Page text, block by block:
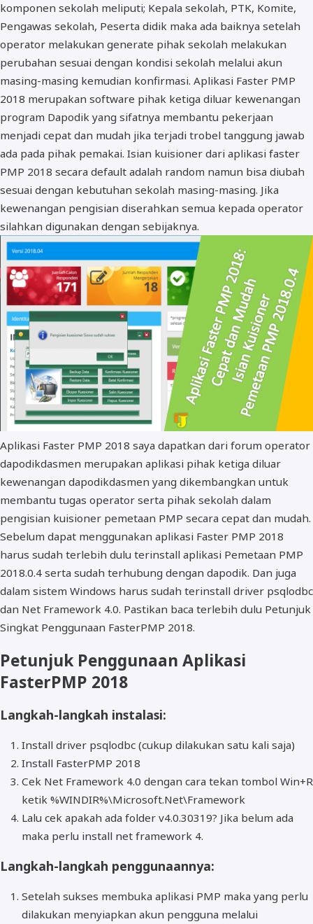
komponen sekolah meliputi; Kepala sekolah, PTK, Komite,
Pengawas sekolah, Peserta didik maka ada baiknya setelah
operator melakukan generate pihak sekolah melakukan
perubahan sesuai dengan kondisi sekolah melalui akun
masing-masing kemudian konfirmasi. Aplikasi Faster PMP
2018 merupakan software pihak ketiga diluar kewenangan
program Dapodik yang sifatnya membantu pekerjaan
menjadi cepat dan mudah jika terjadi trobel tanggung jawab
ada pada pihak pemakai. Isian kuisioner dari aplikasi faster
PMP 2018 secara default adalah random namun bisa diubah
sesuai dengan kebutuhan sekolah masing-masing. Jika
kewenangan pengisian diserahkan semua kepada operator
silahkan digunakan dengan sebijaknya.
Aplikasi Faster PMP 2018 saya dapatkan dari forum operator
dapodikdasmen merupakan aplikasi pihak ketiga diluar
kewenangan dapodikdasmen yang dikembangkan untuk
membantu tugas operator serta pihak sekolah dalam
pengisian kuisioner pemetaan PMP secara cepat dan mudah.
Sebelum dapat menggunakan aplikasi Faster PMP 2018
harus sudah terlebih dulu terinstall aplikasi Pemetaan PMP
2018.0.4 serta sudah terhubung dengan dapodik. Dan juga
dalam sistem Windows harus sudah terinstall driver psqlodbc
dan Net Framework 4.0. Pastikan baca terlebih dulu Petunjuk
Singkat Penggunaan FasterPMP 2018.
Petunjuk Penggunaan Aplikasi
FasterPMP 2018
Langkah-langkah instalasi:
Install driver psqlodbc (cukup dilakukan satu kali saja)
Install FasterPMP 2018
Cek Net Framework 4.0 dengan cara tekan tombol Win+R
ketik %WINDIR%\Microsoft.Net\Framework
Lalu cek apakah ada folder v4.0.30319? Jika belum ada
maka perlu install net framework 4.
Langkah-langkah penggunaannya:
Setelah sukses membuka aplikasi PMP maka yang perlu
dilakukan menyiapkan akun pengguna melalui